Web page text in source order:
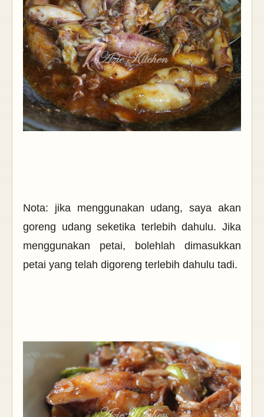
Nota: jika menggunakan udang, saya akan
goreng udang seketika terlebih dahulu. Jika
menggunakan petai, bolehlah dimasukkan
petai yang telah digoreng terlebih dahulu tadi.